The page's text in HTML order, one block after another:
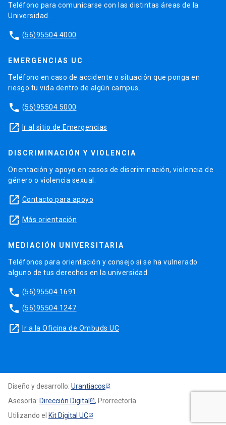
Teléfono para comunicarse con las distintas áreas de la
Universidad.
phone (56)95504 4000
EMERGENCIAS UC
Teléfono en caso de accidente o situación que ponga en
riesgo tu vida dentro de algún campus.
phone (56)95504 5000
launch Ir al sitio de Emergencias
DISCRIMINACIÓN Y VIOLENCIA
Orientación y apoyo en casos de discriminación, violencia de
género o violencia sexual.
launch Contacto para apoyo
launch Más orientación
MEDIACIÓN UNIVERSITARIA
Teléfonos para orientación y consejo si se ha vulnerado
alguno de tus derechos en la universidad.
phone (56)95504 1691
phone (56)95504 1247
launch Ir a la Oficina de Ombuds UC
Diseño y desarrollo: Urantiacos
Asesoría: Dirección Digital
, Prorrectoría
Utilizando el Kit Digital UC